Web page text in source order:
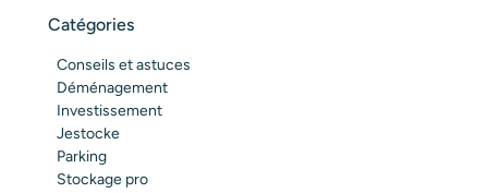
Catégories
Conseils et astuces
Déménagement
Investissement
Jestocke
Parking
Stockage pro